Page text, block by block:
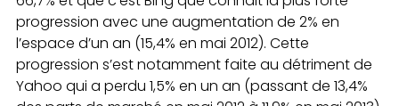
progression avec une augmentation de 2% en
l’espace d’un an (15,4% en mai 2012). Cette
progression s’est notamment faite au détriment de
Yahoo qui a perdu 1,5% en un an (passant de 13,4%